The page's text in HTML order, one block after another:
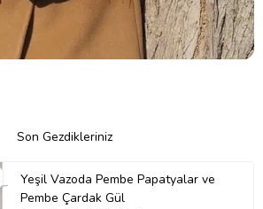
Son Gezdikleriniz
Yeşil Vazoda Pembe Papatyalar ve
Pembe Çardak Gül